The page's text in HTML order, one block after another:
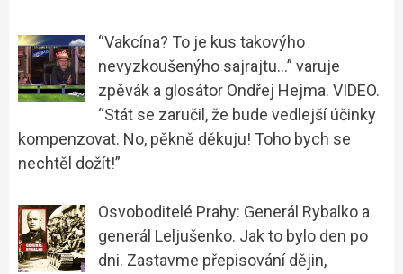
“Vakcína? To je kus takovýho
nevyzkoušenýho sajrajtu…” varuje
zpěvák a glosátor Ondřej Hejma. VIDEO.
“Stát se zaručil, že bude vedlejší účinky
kompenzovat. No, pěkně děkuju! Toho bych se
nechtěl dožít!”
Osvoboditelé Prahy: Generál Rybalko a
generál Leljušenko. Jak to bylo den po
dni. Zastavme přepisování dějin,